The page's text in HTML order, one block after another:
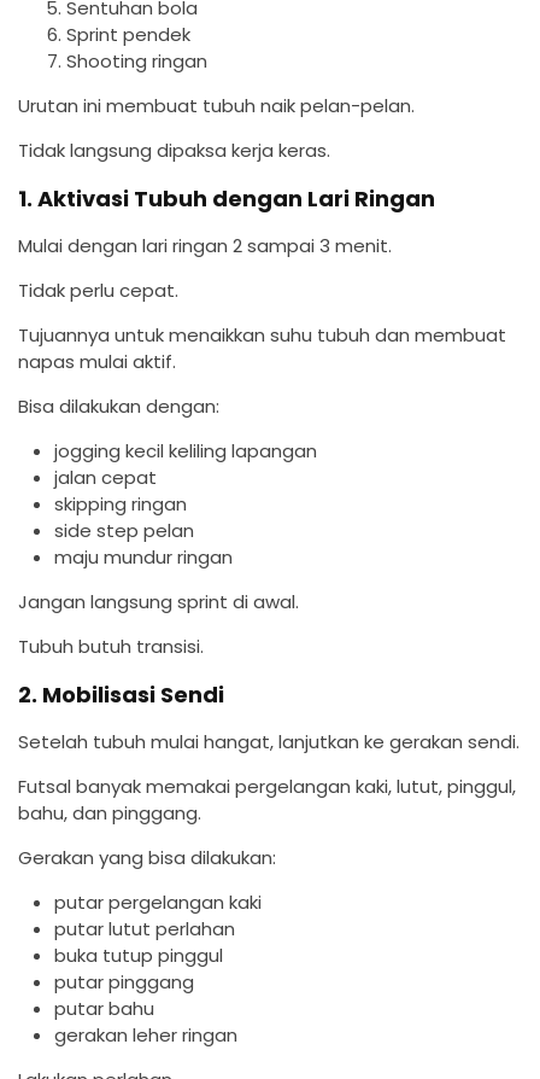
Sentuhan bola
Sprint pendek
Shooting ringan
Urutan ini membuat tubuh naik pelan-pelan.
Tidak langsung dipaksa kerja keras.
1. Aktivasi Tubuh dengan Lari Ringan
Mulai dengan lari ringan 2 sampai 3 menit.
Tidak perlu cepat.
Tujuannya untuk menaikkan suhu tubuh dan membuat
napas mulai aktif.
Bisa dilakukan dengan:
jogging kecil keliling lapangan
jalan cepat
skipping ringan
side step pelan
maju mundur ringan
Jangan langsung sprint di awal.
Tubuh butuh transisi.
2. Mobilisasi Sendi
Setelah tubuh mulai hangat, lanjutkan ke gerakan sendi.
Futsal banyak memakai pergelangan kaki, lutut, pinggul,
bahu, dan pinggang.
Gerakan yang bisa dilakukan:
putar pergelangan kaki
putar lutut perlahan
buka tutup pinggul
putar pinggang
putar bahu
gerakan leher ringan